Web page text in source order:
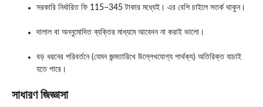
সরকারি নির্ধারিত ফি 115–345 টাকার মধ্যেই। এর বেশি চাইলে সতর্ক থাকুন।
দালাল বা অননুমোদিত ব্যক্তির মাধ্যমে আবেদন না করাই ভালো।
বড় ধরনের পরিবর্তনে (যেমন জন্মতারিখে উল্লেখযোগ্য পার্থক্য) অতিরিক্ত যাচাই
হতে পারে।
সাধারণ জিজ্ঞাসা